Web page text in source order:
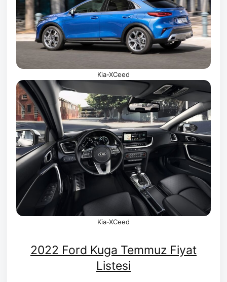
Kia-XCeed
Kia-XCeed
2022 Ford Kuga Temmuz Fiyat
Listesi